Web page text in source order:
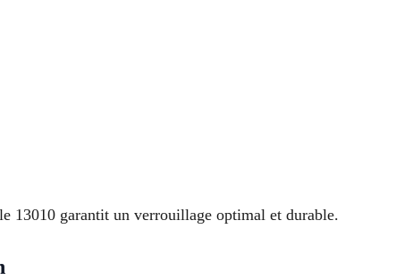
13010 garantit un verrouillage optimal et durable.